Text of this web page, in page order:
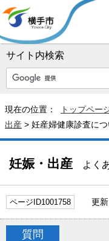
サイト内検索
現在の位置： トップペー
出産 > 妊産婦健康診査につ
妊娠・出産 よく
ページID1001758 更新
質問